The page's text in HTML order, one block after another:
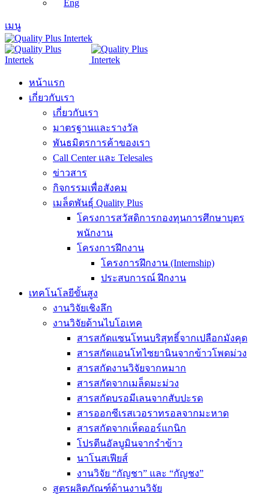
Eng
เมนู
หน้าแรก
เกี่ยวกับเรา
เกี่ยวกับเรา
มาตรฐานและรางวัล
พันธมิตรการค้าของเรา
Call Center และ Telesales
ข่าวสาร
กิจกรรมเพื่อสังคม
เมล็ดพันธุ์ Quality Plus
โครงการสวัสดิการกองทุนการศึกษาบุตร
พนักงาน
โครงการฝึกงาน
โครงการฝึกงาน (Internship)
ประสบการณ์ ฝึกงาน
เทคโนโลยีขั้นสูง
งานวิจัยเชิงลึก
งานวิจัยด้านไบโอเทค
สารสกัดแซนโทนบริสุทธิ์จากเปลือกมังคุด
สารสกัดแอนโทไซยานินจากข้าวโพดม่วง
สารสกัดงานวิจัยจากหมาก
สารสกัดจากเมล็ดมะม่วง
สารสกัดบรอมีเลนจากสับปะรด
สารออกซีเรสเวอราทรอลจากมะหาด
สารสกัดจากเห็ดออร์แกนิก
โปรตีนอัลบูมินจากรำข้าว
นาโนสเฟียส์
งานวิจัย “กัญชา” และ “กัญชง”
สูตรผลิตภัณฑ์ด้านงานวิจัย